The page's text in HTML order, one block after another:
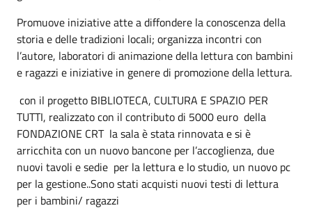
Promuove iniziative atte a diffondere la conoscenza della
storia e delle tradizioni locali; organizza incontri con
l’autore, laboratori di animazione della lettura con bambini
e ragazzi e iniziative in genere di promozione della lettura.
con il progetto BIBLIOTECA, CULTURA E SPAZIO PER
TUTTI, realizzato con il contributo di 5000 euro della
FONDAZIONE CRT la sala è stata rinnovata e si è
arricchita con un nuovo bancone per l’accoglienza, due
nuovi tavoli e sedie per la lettura e lo studio, un nuovo pc
per la gestione..Sono stati acquisti nuovi testi di lettura
per i bambini/ ragazzi